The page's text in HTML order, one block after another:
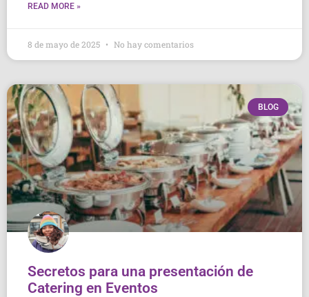
READ MORE »
8 de mayo de 2025 No hay comentarios
BLOG
Secretos para una presentación de
Catering en Eventos